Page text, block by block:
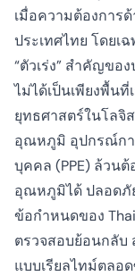
เมื่อความต้องการ
ประเทศไทย โดยเ
“ตัวเร่ง” สำคัญข
ไม่ได้เป็นเพียงพื้น
ยุทธศาสตร์ในโล
อุณหภูมิ อุปกรณ์ก
บุคคล (PPE) ล้วน
อุณหภูมิได้ ปลอดภั
ข้อกำหนดของ
ตรวจสอบย้อนกลับ
แบบเรียลไทม์ตลอ